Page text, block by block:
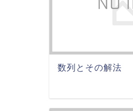
数列とその解法